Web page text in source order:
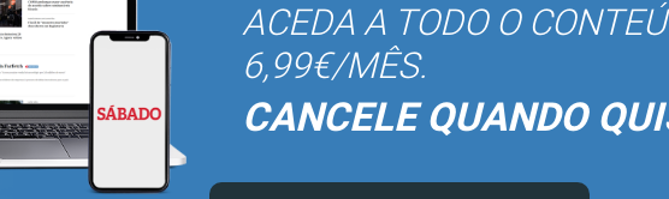
ACEDA A TODO O
6,99€/MÊS.
CANCELE QUANDO